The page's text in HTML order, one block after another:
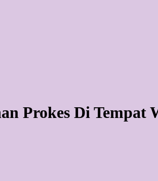
Prokes Di Tempat